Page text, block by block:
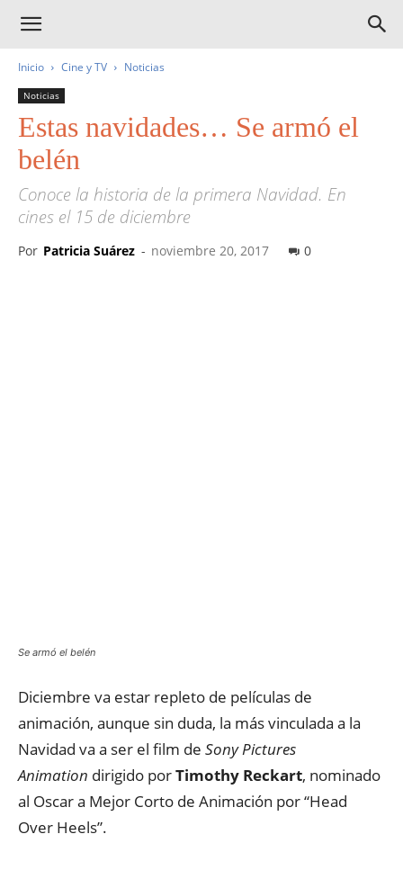
Inicio Cine y TV Noticias
Noticias
Estas navidades… Se armó el
belén
Conoce la historia de la primera Navidad. En
cines el 15 de diciembre
Por Patricia Suárez - noviembre 20, 2017 0
Se armó el belén
Diciembre va estar repleto de películas de
animación, aunque sin duda, la más vinculada a la
Navidad va a ser el film de Sony Pictures
Animation dirigido porTimothy Reckart, nominado
al Oscar a Mejor Corto de Animación por “Head
Over Heels”.